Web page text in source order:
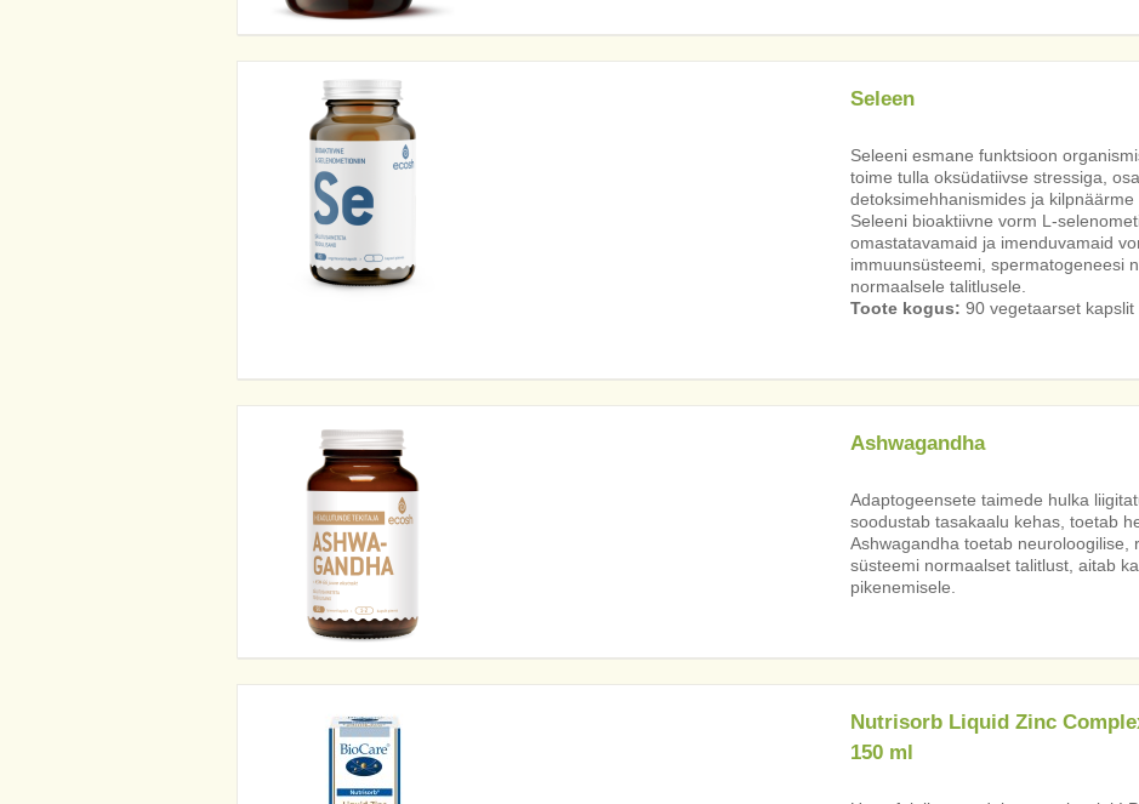
Seleen
Seleeni esmane funktsioon
toime tulla oksüdatiivse stressiga,
detoksimehhanismides ja
Seleeni bioaktiivne vorm L-
omastatavamaid ja imenduvamaid
immuunsüsteemi, spermatogeneesi
normaalsele talitlusele.
Toote kogus: 90 vegetaarset kapslit
Ashwagandha
Adaptogeensete taimede hulka
soodustab tasakaalu kehas, toetab
Ashwagandha toetab neuroloogilise,
süsteemi normaalset talitlust, aitab
pikenemisele.
Nutrisorb Liquid Zinc
150 ml